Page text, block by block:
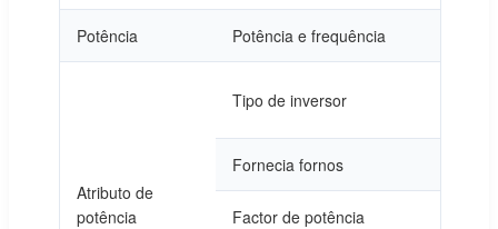
Potência Potência e frequência
Atributo de
potência
Tipo de inversor
Fornecia fornos
Factor de potência